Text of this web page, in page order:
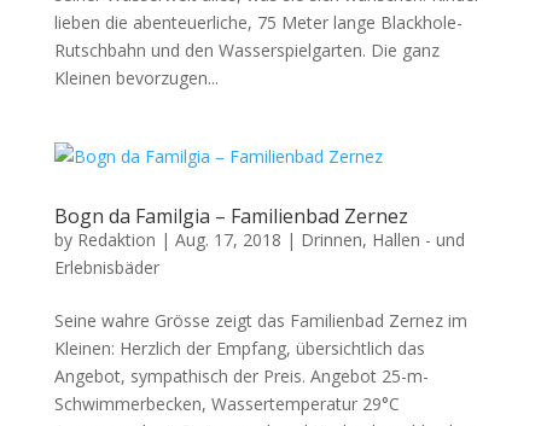
lieben die abenteuerliche, 75 Meter lange Blackhole-
Rutschbahn und den Wasserspielgarten. Die ganz
Kleinen bevorzugen...
Bogn da Familgia – Familienbad Zernez
by Redaktion | Aug. 17, 2018 | Drinnen, Hallen - und
Erlebnisbäder
Seine wahre Grösse zeigt das Familienbad Zernez im
Kleinen: Herzlich der Empfang, übersichtlich das
Angebot, sympathisch der Preis. Angebot 25-m-
Schwimmerbecken, Wassertemperatur 29°C